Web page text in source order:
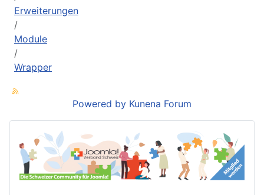
Erweiterungen
Module
Wrapper
Powered by Kunena Forum